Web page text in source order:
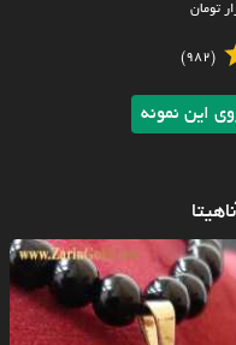
تومان
(982)
این نمونه